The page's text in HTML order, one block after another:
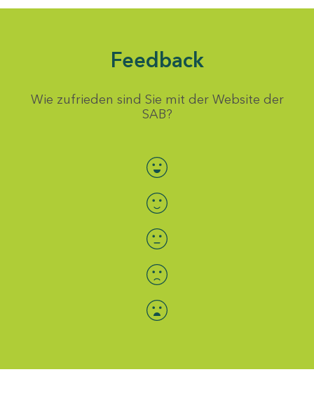
Feedback
Wie zufrieden sind Sie mit der Website der
SAB?
Bewertung auswählen